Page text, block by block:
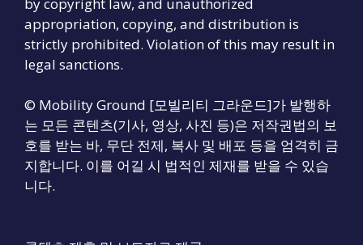
appropriation, copying, and distribution is
strictly prohibited. Violation of this may result in
legal sanctions.
© Mobility Ground [모빌리티 그라운드]가 발행하
는 모든 콘텐츠(기사, 영상, 사진 등)은 저작권법의 보
호를 받는 바, 무단 전제, 복사 및 배포 등을 엄격히 금
지합니다. 이를 어길 시 법적인 제재를 받을 수 있습
니다.